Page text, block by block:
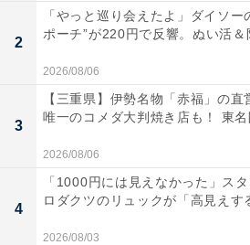
2
「やっと巡り会えたよ」ダイソー
ポーチ”が220円で反響。ぬい活＆
2026/08/06
3
【三重県】伊勢名物「赤福」の直
唯一のコメダ大判焼き店も！ 東名
2026/08/06
4
「1000円には見えなかった」ス
ロダクツのリュックが「高見えす
2026/08/03